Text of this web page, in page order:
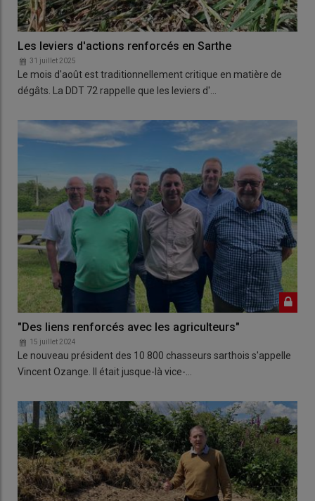
Les leviers d'actions renforcés en Sarthe
31 juillet 2025
Le mois d'août est traditionnellement critique en matière de
dégâts. La DDT 72 rappelle que les leviers d'…
"Des liens renforcés avec les agriculteurs"
15 juillet 2024
Le nouveau président des 10 800 chasseurs sarthois s'appelle
Vincent Ozange. Il était jusque-là vice-…